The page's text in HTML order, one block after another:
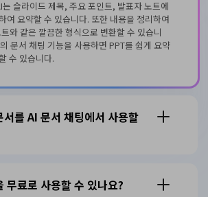
슬라이드 제목, 주요 포인트, 발표자 노트에
여 요약할 수 있습니다. 또한 내용을 정리하여
와 같은 깔끔한 형식으로 변환할 수 있습니
문서 채팅 기능을 사용하면 PPT를 쉽게 요약
수 있습니다.
서를 AI 문서 채팅에서 사용할
무료로 사용할 수 있나요?